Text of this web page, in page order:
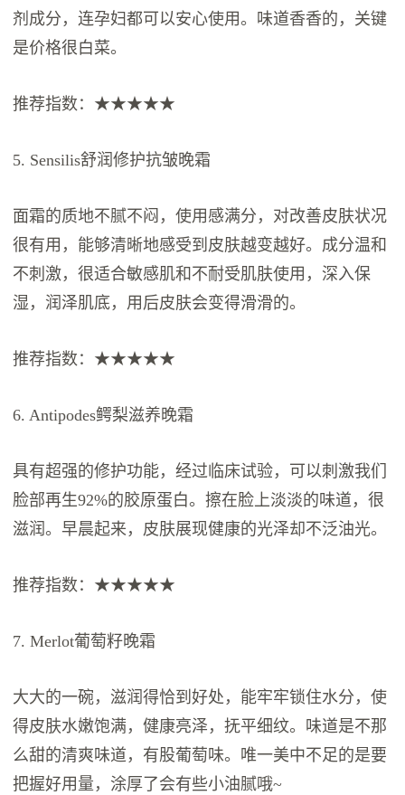
剂成分，连孕妇都可以安心使用。味道香香的，关键
是价格很白菜。
推荐指数：★★★★★
5. Sensilis舒润修护抗皱晚霜
面霜的质地不腻不闷，使用感满分，对改善皮肤状况
很有用，能够清晰地感受到皮肤越变越好。成分温和
不刺激，很适合敏感肌和不耐受肌肤使用，深入保
湿，润泽肌底，用后皮肤会变得滑滑的。
推荐指数：★★★★★
6. Antipodes鳄梨滋养晚霜
具有超强的修护功能，经过临床试验，可以刺激我们
脸部再生92%的胶原蛋白。擦在脸上淡淡的味道，很
滋润。早晨起来，皮肤展现健康的光泽却不泛油光。
推荐指数：★★★★★
7. Merlot葡萄籽晚霜
大大的一碗，滋润得恰到好处，能牢牢锁住水分，使
得皮肤水嫩饱满，健康亮泽，抚平细纹。味道是不那
么甜的清爽味道，有股葡萄味。唯一美中不足的是要
把握好用量，涂厚了会有些小油腻哦~